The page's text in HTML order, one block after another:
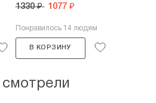
1330 ₽ 1077 ₽
Понравилось 14 людям
В КОРЗИНУ